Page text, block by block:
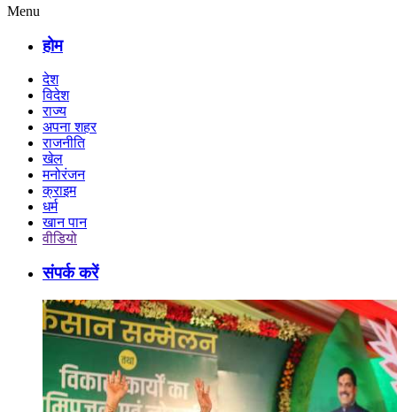
Menu
होम
देश
विदेश
राज्य
अपना शहर
राजनीति
खेल
मनोरंजन
क्राइम
धर्म
खान पान
वीडियो
संपर्क करें